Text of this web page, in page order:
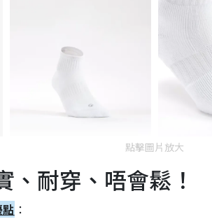
點擊圖片放大
、耐穿、唔會鬆！
：